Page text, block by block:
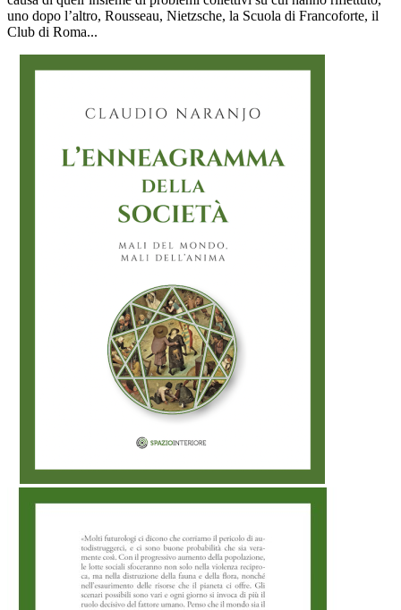
uno dopo l’altro, Rousseau, Nietzsche, la Scuola di Francoforte, il
Club di Roma...